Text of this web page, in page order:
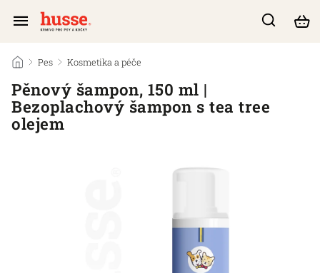
/ Pes / Kosmetika a péče
Pěnový šampon, 150 ml |
Bezoplachový šampon s tea tree
olejem